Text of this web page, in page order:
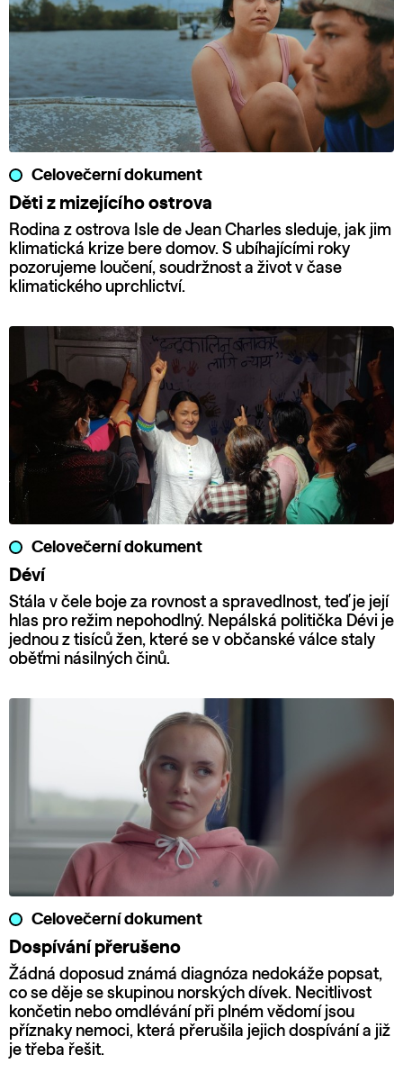
Celovečerní dokument
Děti z mizejícího ostrova
Rodina z ostrova Isle de Jean Charles sleduje, jak jim
klimatická krize bere domov. S ubíhajícími roky
pozorujeme loučení, soudržnost a život v čase
klimatického uprchlictví.
Celovečerní dokument
Déví
Stála v čele boje za rovnost a spravedlnost, teď je její
hlas pro režim nepohodlný. Nepálská politička Dévi je
jednou z tisíců žen, které se v občanské válce staly
oběťmi násilných činů.
Celovečerní dokument
Dospívání přerušeno
Žádná doposud známá diagnóza nedokáže popsat,
co se děje se skupinou norských dívek. Necitlivost
končetin nebo omdlévání při plném vědomí jsou
příznaky nemoci, která přerušila jejich dospívání a již
je třeba řešit.